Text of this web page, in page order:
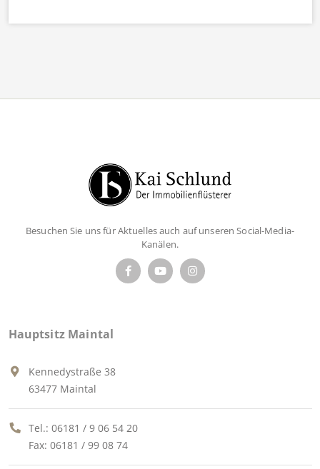
Besuchen Sie uns für Aktuelles auch auf unseren Social-Media-
Kanälen.
Hauptsitz Maintal
Kennedystraße 38
63477 Maintal
Tel.: 06181 / 9 06 54 20
Fax: 06181 / 99 08 74